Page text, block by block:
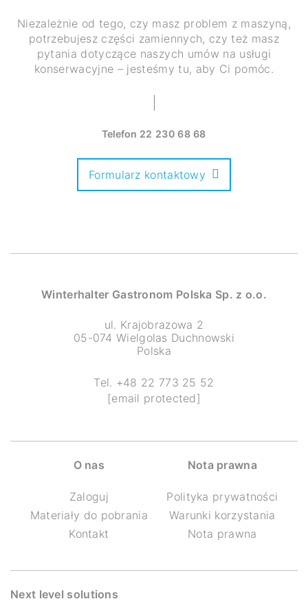
Niezależnie od tego, czy masz problem z maszyną,
potrzebujesz części zamiennych, czy też masz
pytania dotyczące naszych umów na usługi
konserwacyjne – jesteśmy tu, aby Ci pomóc.
Telefon 22 230 68 68
Formularz kontaktowy
Winterhalter Gastronom Polska Sp. z o.o.
ul. Krajobrazowa 2
05-074 Wielgolas Duchnowski
Polska
Tel. +48 22 773 25 52
[email protected]
O nas
Zaloguj
Materiały do pobrania
Kontakt
Nota prawna
Polityka prywatności
Warunki korzystania
Nota prawna
Next level solutions